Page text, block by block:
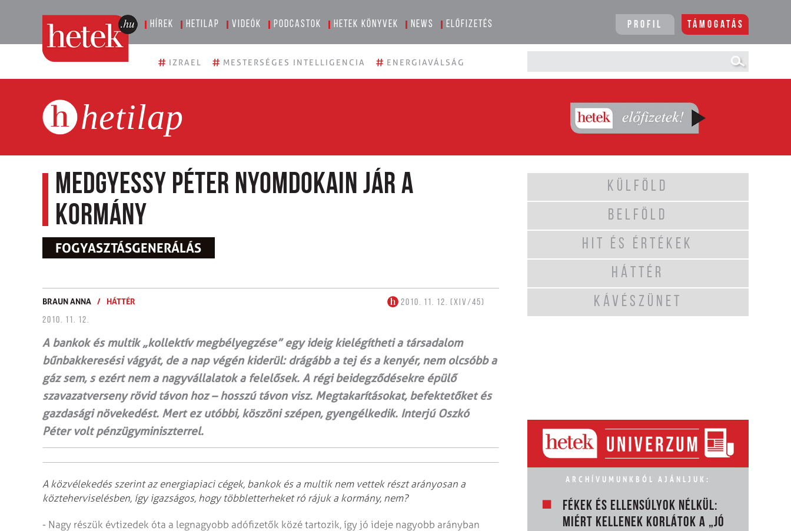
Hírek Hetilap Videók Podcastok Hetek könyvek News Előfizetés Profil Támogatás
# IZRAEL # MESTERSÉGES INTELLIGENCIA # ENERGIAVÁLSÁG
hetilap
Medgyessy Péter nyomdokain jár a
kormány
FOGYASZTÁSGENERÁLÁS
BRAUN ANNA / HÁTTÉR
2010. 11. 12. (XIV/45)
2010. 11. 12.
A bankok és multik „kollektív megbélyegzése” egy ideig kielégítheti a társadalom
bűnbakkeresési vágyát, de a nap végén kiderül: drágább a tej és a kenyér, nem olcsóbb a
gáz sem, s ezért nem a nagyvállalatok a felelősek. A régi beidegződésekre épülő
szavazat­verseny rövid távon hoz – hosszú távon visz. Megtakarításokat, befektetőket és
gazdasági növekedést. Mert ez utóbbi, köszöni szépen, gyengélkedik. Interjú Oszkó
Péter volt pénzügyminiszterrel.
A közvélekedés szerint az energiapiaci cégek, bankok és a multik nem vettek részt arányosan a
közteherviselésben, így igazságos, hogy többletterheket ró rájuk a kormány, nem?
- Nagy részük évtizedek óta a legnagyobb adófizetők közé tartozik, így jó ideje nagyobb arányban
KÜLFÖLD
BELFÖLD
HIT ÉS ÉRTÉKEK
HÁTTÉR
KÁVÉSZÜNET
ARCHÍVUMUNKBÓL AJÁNLJUK:
FÉKEK ÉS ELLENSÚLYOK NÉLKÜL:
MIÉRT KELLENEK KORLÁTOK A „JÓ